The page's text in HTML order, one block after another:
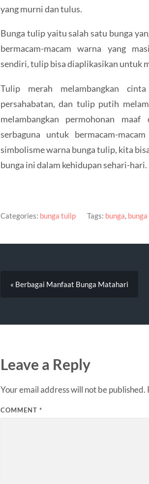
yang murni dan tulus.
Bunga tulip yaitu salah satu bunga
bermacam-macam warna yang
sendiri, tulip bisa diaplikasikan untuk
Tulip merah melambangkan
persahabatan, dan tulip putih
melambangkan permohonan
serbaguna untuk bermacam-
simbolisme warna bunga tulip, kita
bunga ini dalam kehidupan sehari-hari.
Categories: bunga tulip Tags: bunga,
« Berbagai Manfaat Bunga Matahari
Leave a Reply
Your email address will not be published.
COMMENT *